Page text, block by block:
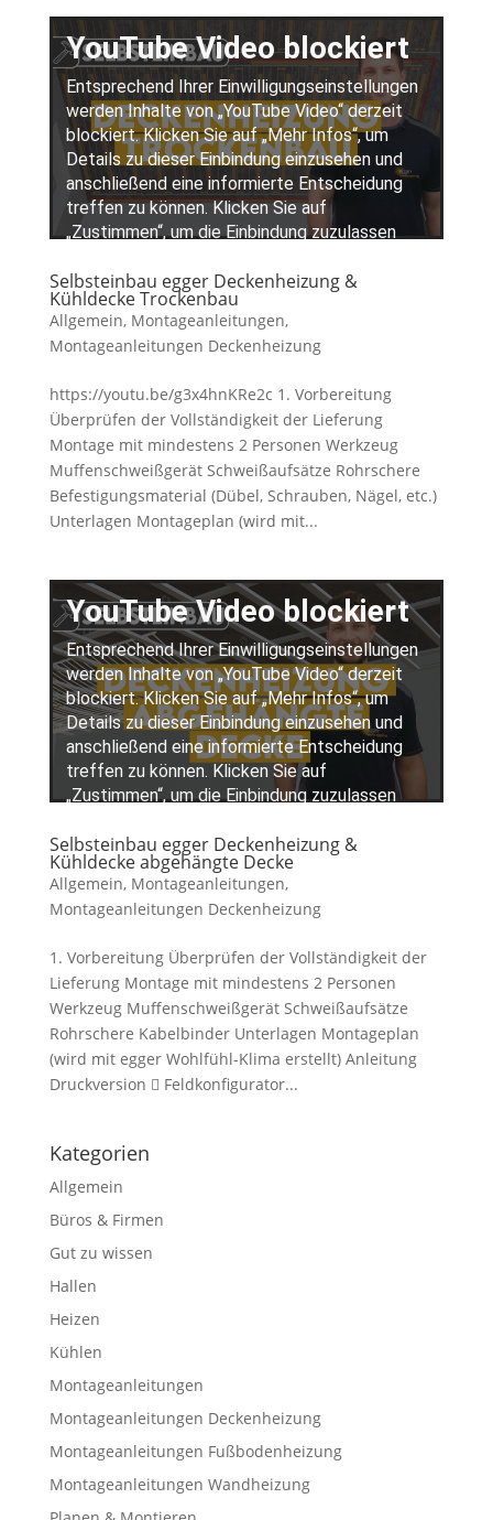
Selbsteinbau egger Deckenheizung &
Kühldecke Trockenbau
Allgemein, Montageanleitungen,
Montageanleitungen Deckenheizung
https://youtu.be/g3x4hnKRe2c 1. Vorbereitung
Überprüfen der Vollständigkeit der Lieferung
Montage mit mindestens 2 Personen Werkzeug
Muffenschweißgerät Schweißaufsätze Rohrschere
Befestigungsmaterial (Dübel, Schrauben, Nägel, etc.)
Unterlagen Montageplan (wird mit...
Selbsteinbau egger Deckenheizung &
Kühldecke abgehängte Decke
Allgemein, Montageanleitungen,
Montageanleitungen Deckenheizung
1. Vorbereitung Überprüfen der Vollständigkeit der
Lieferung Montage mit mindestens 2 Personen
Werkzeug Muffenschweißgerät Schweißaufsätze
Rohrschere Kabelbinder Unterlagen Montageplan
(wird mit egger Wohlfühl-Klima erstellt) Anleitung
Druckversion  Feldkonfigurator...
Kategorien
Allgemein
Büros & Firmen
Gut zu wissen
Hallen
Heizen
Kühlen
Montageanleitungen
Montageanleitungen Deckenheizung
Montageanleitungen Fußbodenheizung
Montageanleitungen Wandheizung